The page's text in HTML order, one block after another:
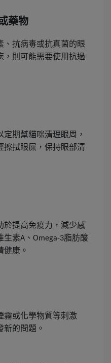
藥物
、抗病毒或抗真菌的眼
，則可能需要使用抗過
期幫貓咪清理眼周，
擦拭眼屎，保持眼部清
於提高免疫力，減少感
生素A 、 Omega-3脂肪酸
健康。
霧或化學物質等刺激
新的問題。